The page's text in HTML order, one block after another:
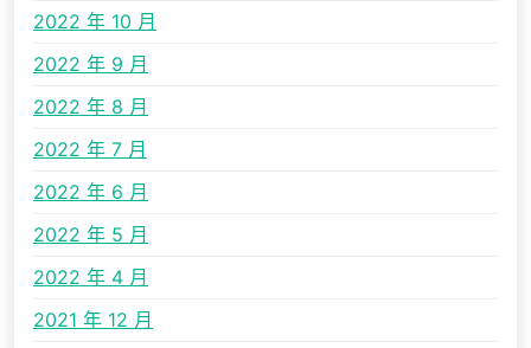
2022 年 10 月
2022 年 9 月
2022 年 8 月
2022 年 7 月
2022 年 6 月
2022 年 5 月
2022 年 4 月
2021 年 12 月